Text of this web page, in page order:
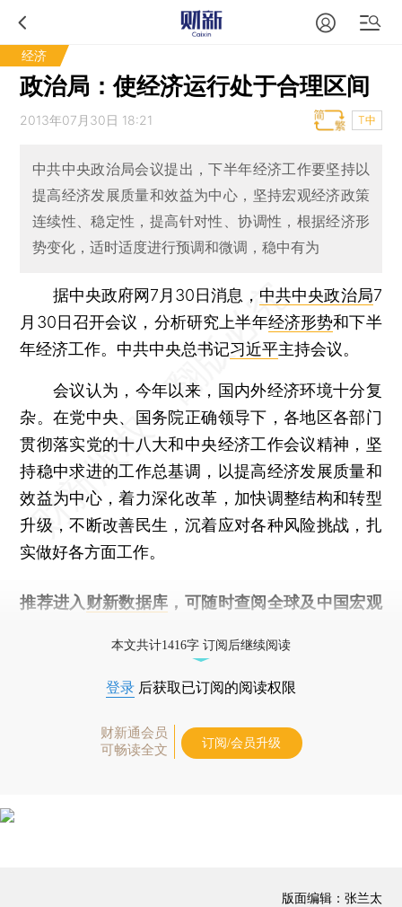
经济
政治局：使经济运行处于合理区间
2013年07月30日 18:21 T中
中共中央政治局会议提出，下半年经济工作要坚持以
提高经济发展质量和效益为中心，坚持宏观经济政策
连续性、稳定性，提高针对性、协调性，根据经济形
势变化，适时适度进行预调和微调，稳中有为
据中央政府网7月30日消息， 中共中央政治局7
月30日召开会议，分析研究上半年经济形势和下半
年经济工作。中共中央总书记习近平主持会议。
会议认为，今年以来，国内外经济环境十分复
杂。在党中央、国务院正确领导下，各地区各部门
贯彻落实党的十八大和中央经济工作会议精神，坚
持稳中求进的工作总基调，以提高经济发展质量和
效益为中心，着力深化改革，加快调整结构和转型
升级，不断改善民生，沉着应对各种风险挑战，扎
实做好各方面工作。
推荐进入 财新数据库 ，可随时查阅全球及中国宏观
本文共计1416字 订阅后继续阅读
登录 后获取已订阅的阅读权限
财新通会员
可畅读全文
订阅/会员升级
版面编辑：张兰太